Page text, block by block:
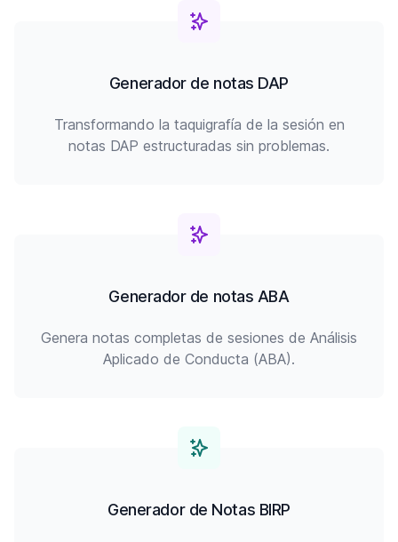
Generador de notas DAP
Transformando la taquigrafía de la sesión en
notas DAP estructuradas sin problemas.
Generador de notas ABA
Genera notas completas de sesiones de Análisis
Aplicado de Conducta (ABA).
Generador de Notas BIRP